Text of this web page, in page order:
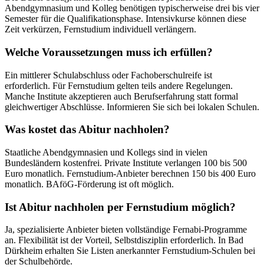
Abendgymnasium und Kolleg benötigen typischerweise drei bis vier
Semester für die Qualifikationsphase. Intensivkurse können diese
Zeit verkürzen, Fernstudium individuell verlängern.
Welche Voraussetzungen muss ich erfüllen?
Ein mittlerer Schulabschluss oder Fachoberschulreife ist
erforderlich. Für Fernstudium gelten teils andere Regelungen.
Manche Institute akzeptieren auch Berufserfahrung statt formal
gleichwertiger Abschlüsse. Informieren Sie sich bei lokalen Schulen.
Was kostet das Abitur nachholen?
Staatliche Abendgymnasien und Kollegs sind in vielen
Bundesländern kostenfrei. Private Institute verlangen 100 bis 500
Euro monatlich. Fernstudium-Anbieter berechnen 150 bis 400 Euro
monatlich. BAföG-Förderung ist oft möglich.
Ist Abitur nachholen per Fernstudium möglich?
Ja, spezialisierte Anbieter bieten vollständige Fernabi-Programme
an. Flexibilität ist der Vorteil, Selbstdisziplin erforderlich. In Bad
Dürkheim erhalten Sie Listen anerkannter Fernstudium-Schulen bei
der Schulbehörde.